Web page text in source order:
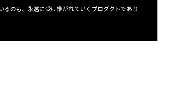
のも、永遠に受け継がれていくプロダクトであり